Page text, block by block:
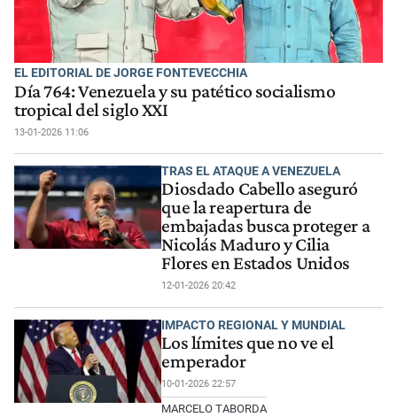
EL EDITORIAL DE JORGE FONTEVECCHIA
Día 764: Venezuela y su patético socialismo
tropical del siglo XXI
13-01-2026 11:06
TRAS EL ATAQUE A VENEZUELA
Diosdado Cabello aseguró
que la reapertura de
embajadas busca proteger a
Nicolás Maduro y Cilia
Flores en Estados Unidos
12-01-2026 20:42
IMPACTO REGIONAL Y MUNDIAL
Los límites que no ve el
emperador
10-01-2026 22:57
MARCELO TABORDA